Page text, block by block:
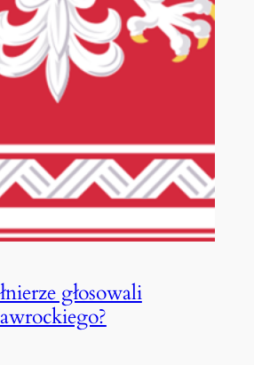
głosowali